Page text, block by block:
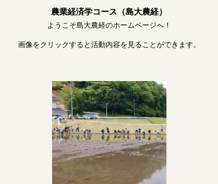
農業経済学コース（島大農経）
ようこそ島大農経のホームページへ！
画像をクリックすると活動内容を見ることができます。